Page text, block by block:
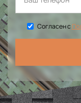
Согласен с